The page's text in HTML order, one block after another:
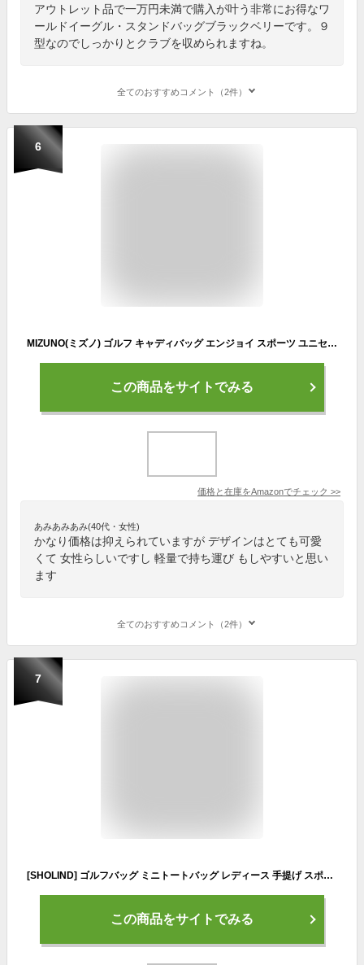
アウトレット品で一万円未満で購入が叶う非常にお得なワ
ールドイーグル・スタンドバッグブラックベリーです。９
型なのでしっかりとクラブを収められますね。
全てのおすすめコメント（2件）
6
MIZUNO(ミズノ) ゴルフ キャディバッグ エンジョイ スポーツ ユニセックス 約3.1kg 9型(72cm) 47インチ対応 5分割 ホワイト
この商品をサイトでみる
価格と在庫をAmazonでチェック >>
あみあみあみ(40代・女性)
かなり価格は抑えられていますが デザインはとても可愛
くて 女性らしいですし 軽量で持ち運び もしやすいと思い
ます
全てのおすすめコメント（2件）
7
[SHOLIND] ゴルフバッグ ミニトートバッグ レディース 手提げ スポーツ 小物収納 防水 ミニキャディバッグ (ホワイト) [並行輸入品]
この商品をサイトでみる